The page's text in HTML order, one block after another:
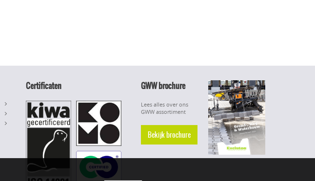
Certificaten GWW brochure
Lees alles over ons
GWW assortiment
Bekijk brochure